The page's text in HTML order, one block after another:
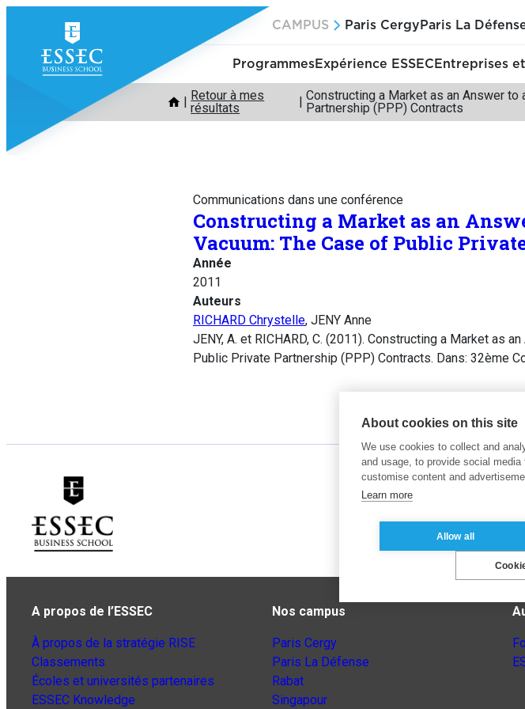
contenu
CAMPUS Paris Cergy Paris La
ProgrammesExpérience ESSEC Entreprises
Retour à mes
résultats
Constructing a Market as an Answer to
Partnership (PPP) Contracts
Communications dans une conférence
Constructing a Market as an
Vacuum: The Case of Public
Année
2011
Auteurs
RICHARD Chrystelle, JENY Anne
JENY, A. et RICHARD, C. (2011). Constructing a Market as
Public Private Partnership (PPP) Contracts. Dans: 32ème
A propos de l’ESSEC
À propos de la stratégie RISE
Classements
Écoles et universités partenaires
ESSEC Knowledge
Nos campus
Paris Cergy
Paris La Défense
Rabat
Singapour
About cookies on this site
We use cookies to collect and
and usage, to provide social
customise content and
Learn more
Allow all